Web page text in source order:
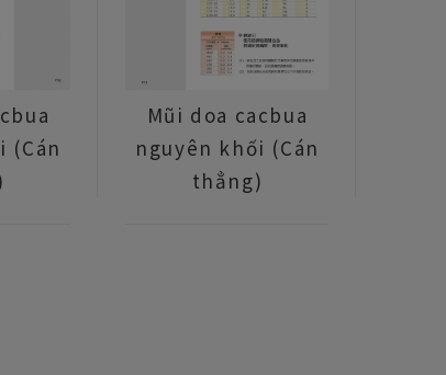
(Cán
Mũi doa cacbua
nguyên khối (Cán
thẳng)